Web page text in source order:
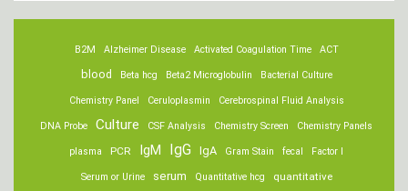
ACT
Activated Coagulation Time
Alzheimer Disease
B2M
Bacterial Culture
Beta2 Microglobulin
Beta hcg
blood
Cerebrospinal Fluid Analysis
Ceruloplasmin
Chemistry Panel
Chemistry Panels
Chemistry Screen
CSF Analysis
Culture
DNA Probe
Factor I
fecal
Gram Stain
IgA
IgG
IgM
PCR
plasma
quantitative
Quantitative hcg
serum
Serum or Urine